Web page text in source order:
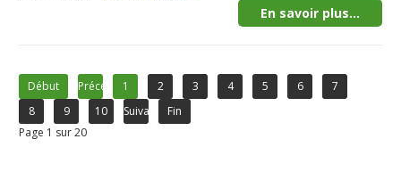
En savoir plus...
Début Précédent1 2 3 4 5 6
7
8
9 10 Suivant
Fin
Page 1 sur 20